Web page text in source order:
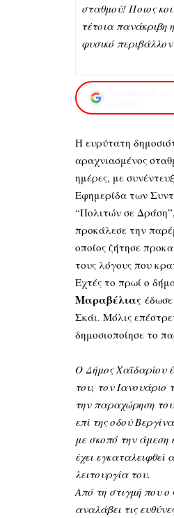
σταθμού! Ποιος
τέτοια πανάκριβη
φυσικό περιβάλλον
Η ευρύτατη
αραχνιασμένος
ημέρες, με
Εφημερίδα των
“Πολιτών σε
προκάλεσε την
οποίος ζήτησε
τους λόγους που
Εχτές το πρωί ο
Μαραβέλιας
Σκάι. Μόλις
δημοσιοποίησε το
Ο Δήμος Χαϊδαρίου
του, τον
την παραχώρηση
επί της οδού
με σκοπό την άμεση
έχει
λειτουργία του.
Από τη στιγμή που
αναλάβει τις